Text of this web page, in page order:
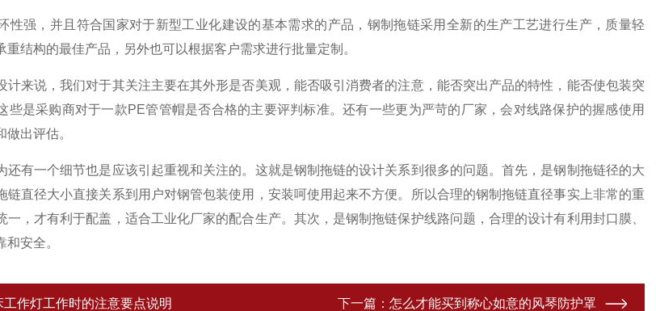
强，并且符合国家对于新型工业化建设的基本需求的产品，钢制拖链采用全新的生产工艺进行生产，质量轻
重结构的最佳产品，另外也可以根据客户需求进行批量定制。
说，我们对于其关注主要在其外形是否美观，能否吸引消费者的注意，能否突出产品的特性，能否使包装突
些是采购商对于一款PE管管帽是否合格的主要评判标准。还有一些更为严苛的厂家，会对线路保护的握感使用
出评估。
一个细节也是应该引起重视和关注的。这就是钢制拖链的设计关系到很多的问题。首先，是钢制拖链径的大
链直径大小直接关系到用户对钢管包装使用，安装呵使用起来不方便。所以合理的钢制拖链直径事实上非常的重
一，才有利于配盖，适合工业化厂家的配合生产。其次，是钢制拖链保护线路问题，合理的设计有利用封口膜、
安全。
工作灯工作时的注意要点说明 下一篇： 怎么才能买到称心如意的风琴防护罩